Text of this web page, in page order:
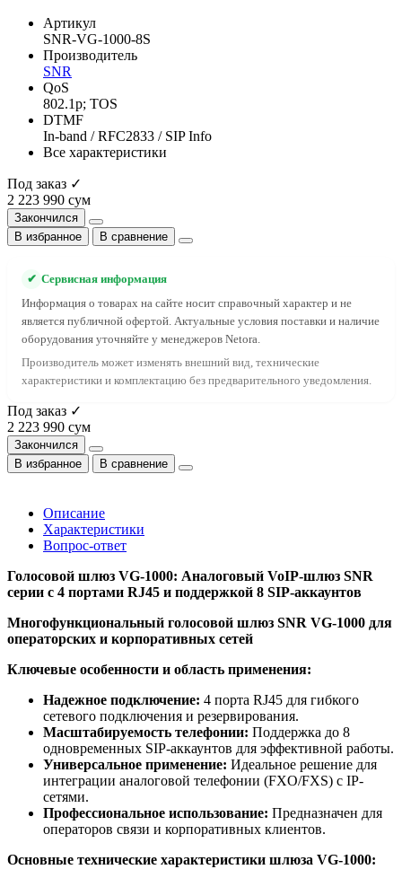
Артикул
SNR-VG-1000-8S
Производитель
SNR
QoS
802.1p; TOS
DTMF
In-band / RFC2833 / SIP Info
Все характеристики
Под заказ ✓
2 223 990 сум
Закончился
В избранное
В сравнение
✔ Сервисная информация
Информация о товарах на сайте носит справочный характер и не
является публичной офертой. Актуальные условия поставки и наличие
оборудования уточняйте у менеджеров Netora.
Производитель может изменять внешний вид, технические
характеристики и комплектацию без предварительного уведомления.
Под заказ ✓
2 223 990 сум
Закончился
В избранное
В сравнение
Описание
Характеристики
Вопрос-ответ
Голосовой шлюз VG-1000: Аналоговый VoIP-шлюз SNR
серии с 4 портами RJ45 и поддержкой 8 SIP-аккаунтов
Многофункциональный голосовой шлюз SNR VG-1000 для
операторских и корпоративных сетей
Ключевые особенности и область применения:
Надежное подключение: 4 порта RJ45 для гибкого
сетевого подключения и резервирования.
Масштабируемость телефонии: Поддержка до 8
одновременных SIP-аккаунтов для эффективной работы.
Универсальное применение: Идеальное решение для
интеграции аналоговой телефонии (FXO/FXS) с IP-
сетями.
Профессиональное использование: Предназначен для
операторов связи и корпоративных клиентов.
Основные технические характеристики шлюза VG-1000: